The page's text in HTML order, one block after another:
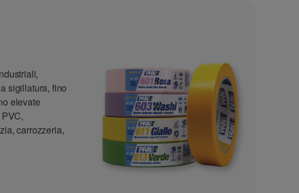
sigillatura, fino
elevate
carrozzeria,